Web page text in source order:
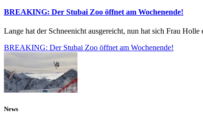
BREAKING: Der Stubai Zoo öffnet am Wochenende!
Lange hat der Schneenicht ausgereicht, nun hat sich Frau
BREAKING: Der Stubai Zoo öffnet am Wochenende!
News